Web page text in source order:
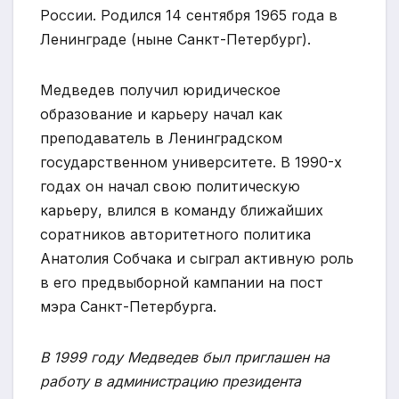
России. Родился 14 сентября 1965 года в
Ленинграде (ныне Санкт-Петербург).
Медведев получил юридическое
образование и карьеру начал как
преподаватель в Ленинградском
государственном университете. В 1990-х
годах он начал свою политическую
карьеру, влился в команду ближайших
соратников авторитетного политика
Анатолия Собчака и сыграл активную роль
в его предвыборной кампании на пост
мэра Санкт-Петербурга.
В 1999 году Медведев был приглашен на
работу в администрацию президента